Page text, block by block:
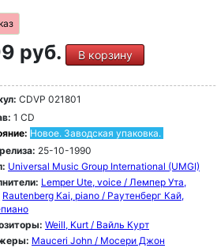
руб. В корзину
CDVP 021801
1 CD
Новое. Заводская упаковка.
25-10-1990
Universal Music Group International (UMGI)
Lemper Ute, voice / Лемпер Ута,
Rautenberg Kai, piano / Раутенберг Кай,
Weill, Kurt / Вайль Курт
Mauceri John / Мосери Джон